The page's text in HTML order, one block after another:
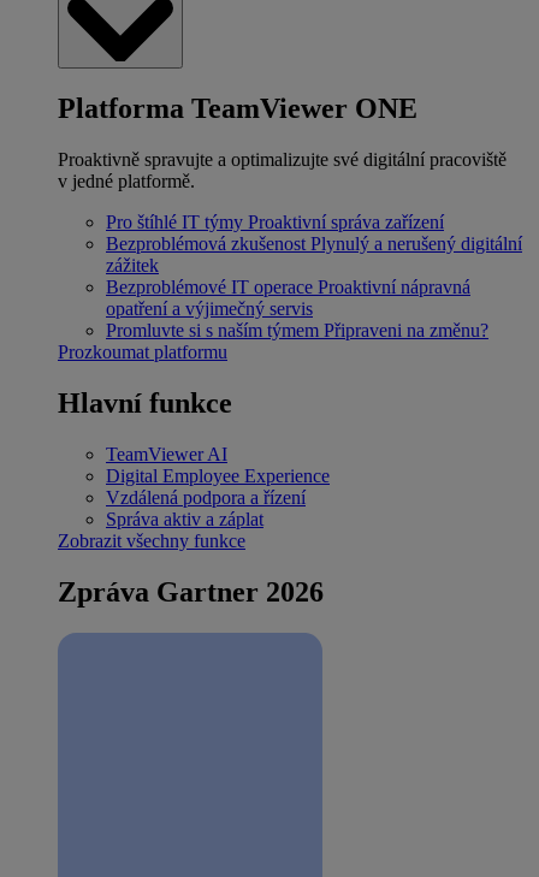
Platforma TeamViewer ONE
Proaktivně spravujte a optimalizujte své digitální pracoviště
v jedné platformě.
Pro štíhlé IT týmy Proaktivní správa zařízení
Bezproblémová zkušenost Plynulý a nerušený digitální
zážitek
Bezproblémové IT operace Proaktivní nápravná
opatření a výjimečný servis
Promluvte si s naším týmem Připraveni na změnu?
Prozkoumat platformu
Hlavní funkce
TeamViewer AI
Digital Employee Experience
Vzdálená podpora a řízení
Správa aktiv a záplat
Zobrazit všechny funkce
Zpráva Gartner 2026